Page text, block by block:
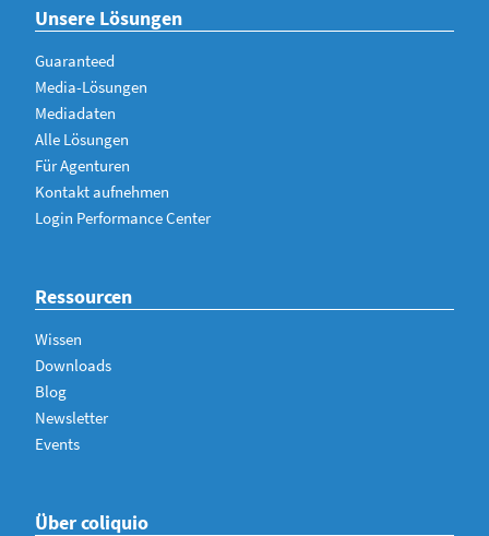
Unsere Lösungen
Guaranteed
Media-Lösungen
Mediadaten
Alle Lösungen
Für Agenturen
Kontakt aufnehmen
Login Performance Center
Ressourcen
Wissen
Downloads
Blog
Newsletter
Events
Über coliquio